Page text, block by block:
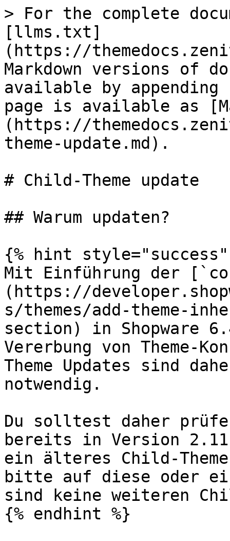
> For the complete
[llms.txt]
(https://
Markdown versions of
available by
page is available as
(https://
theme-update.md).
# Child-Theme update
## Warum updaten?
{% hint style="success"
Mit Einführung der
(https://
s/themes/add-theme-
section) in Shopware
Vererbung von Theme-
Theme Updates sind
notwendig.
Du solltest daher
bereits in Version
ein älteres Child-
bitte auf diese oder
sind keine weiteren
{% endhint %}